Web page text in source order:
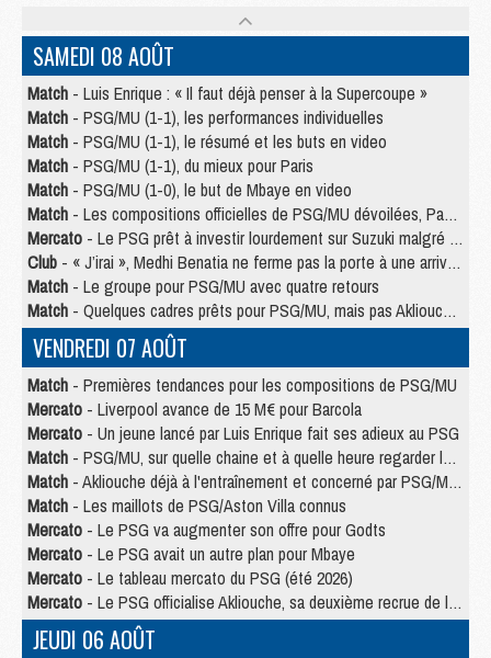
SAMEDI 08 AOÛT
Match - Luis Enrique : « Il faut déjà penser à la Supercoupe »
Match - PSG/MU (1-1), les performances individuelles
Match - PSG/MU (1-1), le résumé et les buts en video
Match - PSG/MU (1-1), du mieux pour Paris
Match - PSG/MU (1-0), le but de Mbaye en video
Match - Les compositions officielles de PSG/MU dévoilées, Pacho titulaire
Mercato - Le PSG prêt à investir lourdement sur Suzuki malgré Safonov et Chevalier
Club - « J’irai », Medhi Benatia ne ferme pas la porte à une arrivée au PSG
Match - Le groupe pour PSG/MU avec quatre retours
Match - Quelques cadres prêts pour PSG/MU, mais pas Akliouche ?
VENDREDI 07 AOÛT
Match - Premières tendances pour les compositions de PSG/MU
Mercato - Liverpool avance de 15 M€ pour Barcola
Mercato - Un jeune lancé par Luis Enrique fait ses adieux au PSG
Match - PSG/MU, sur quelle chaine et à quelle heure regarder le match ?
Match - Akliouche déjà à l'entraînement et concerné par PSG/MU ?
Match - Les maillots de PSG/Aston Villa connus
Mercato - Le PSG va augmenter son offre pour Godts
Mercato - Le PSG avait un autre plan pour Mbaye
Mercato - Le tableau mercato du PSG (été 2026)
Mercato - Le PSG officialise Akliouche, sa deuxième recrue de l’été
JEUDI 06 AOÛT